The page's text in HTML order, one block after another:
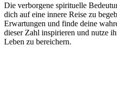
Die verborgene spirituelle
dich auf eine innere Reise zu
Erwartungen und finde deine
dieser Zahl inspirieren und nutze
Leben zu bereichern.